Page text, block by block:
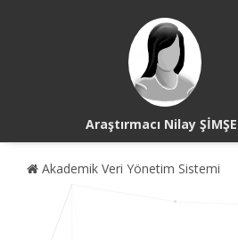
Araştırmacı Nilay
Akademik Veri Yönetim Sistemi